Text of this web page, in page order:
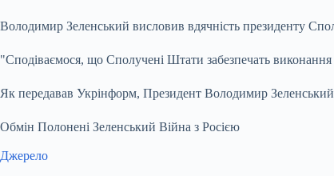
Володимир Зеленський висловив вдячність президенту
"Сподіваємося, що Сполучені Штати забезпечать
Як передавав Укрінформ, Президент Володимир
Обмін Полонені Зеленський Війна з Росією
Джерело